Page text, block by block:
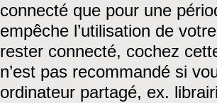
connecté que pour une
empêche l’utilisation de
rester connecté, cochez
n’est pas recommandé si
ordinateur partagé, ex.